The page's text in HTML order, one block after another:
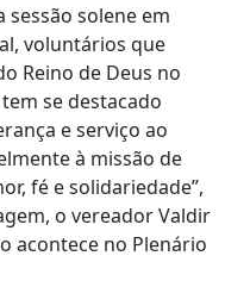
sessão solene em
voluntários que
Reino de Deus no
se destacado
e serviço ao
à missão de
fé e solidariedade”,
o vereador Valdir
acontece no Plenário